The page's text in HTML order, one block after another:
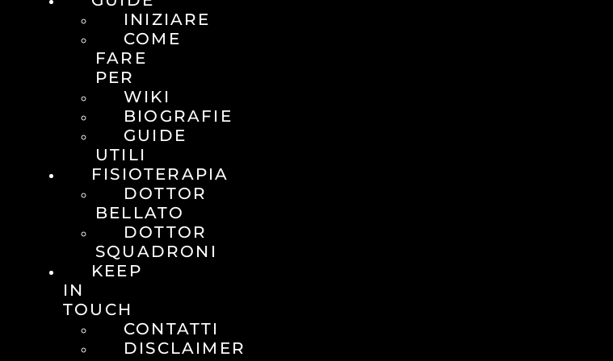
INIZIARE
COME
FARE
PER
WIKI
BIOGRAFIE
GUIDE
UTILI
FISIOTERAPIA
DOTTOR
BELLATO
DOTTOR
SQUADRONI
KEEP
IN
TOUCH
CONTATTI
DISCLAIMER